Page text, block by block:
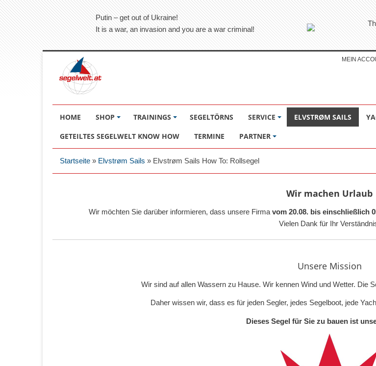
Putin – get out of Ukraine!
It is a war, an invasion and you are a war criminal!
MEIN
HOME SHOP TRAININGS SEGELTÖRNS SERVICE ELVSTRØM SAILS
GETEILTES SEGELWELT KNOW HOW TERMINE PARTNER
Startseite » Elvstrøm Sails » Elvstrøm Sails How To: Rollsegel
Wir machen Urlaub
Wir möchten Sie darüber informieren, dass unsere Firma vom 20.08. bis einschließlich
Vielen Dank für Ihr
Unsere Mission
Wir sind auf allen Wassern zu Hause. Wir kennen Wind und Wetter. Die
Daher wissen wir, dass es für jeden Segler, jedes Segelboot, jede
Dieses Segel für Sie zu bauen ist